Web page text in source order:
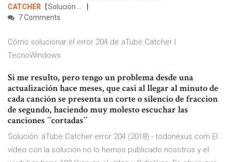
CATCHER 【Solución ...
7 Comments
Cómo solucionar el error 204 de aTube Catcher |
TecnoWindows
Si me resulto, pero tengo un problema desde una
actualización hace meses, que casi al llegar al minuto de
cada canción se presenta un corte o silencio de fraccion
de segundo, haciendo muy molesto escuchar las
canciones ´´cortadas´´
Solución: aTube Catcher error 204 (2018) - todonexus.com El
vídeo con la solución no lo hemos publicado nosotros y el